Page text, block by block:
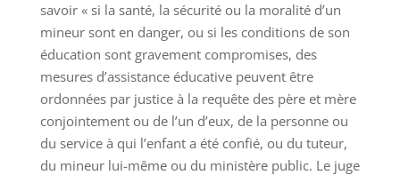
savoir « si la santé, la sécurité ou la moralité d’un
mineur sont en danger, ou si les conditions de son
éducation sont gravement compromises, des
mesures d’assistance éducative peuvent être
ordonnées par justice à la requête des père et mère
conjointement ou de l’un d’eux, de la personne ou
du service à qui l’enfant a été confié, ou du tuteur,
du mineur lui-même ou du ministère public. Le juge